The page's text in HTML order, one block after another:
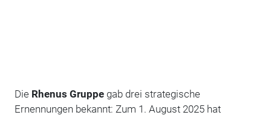
Die Rhenus Gruppegab drei strategische
Ernennungen bekannt: Zum 1. August 2025 hat